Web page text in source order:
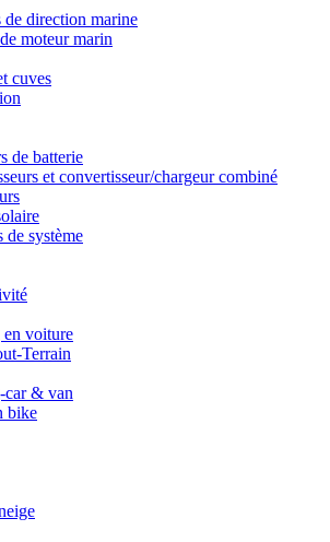
de direction marine
moteur marin
cuves
de batterie
et convertisseur/chargeur combiné
de système
voiture
Terrain
car & van
bike